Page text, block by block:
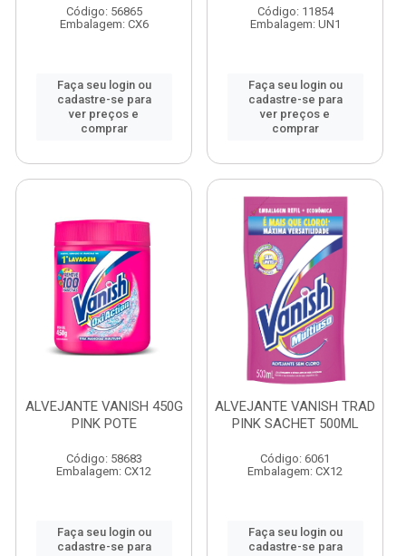
Código: 56865
Embalagem: CX6
Faça seu login ou
cadastre-se para
ver preços e
comprar
Código: 11854
Embalagem: UN1
Faça seu login ou
cadastre-se para
ver preços e
comprar
ALVEJANTE VANISH 450G
PINK POTE
Código: 58683
Embalagem: CX12
Faça seu login ou
cadastre-se para
ALVEJANTE VANISH TRAD
PINK SACHET 500ML
Código: 6061
Embalagem: CX12
Faça seu login ou
cadastre-se para